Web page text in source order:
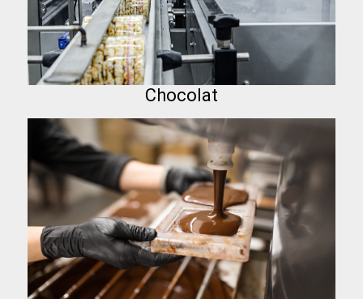
Chocolat